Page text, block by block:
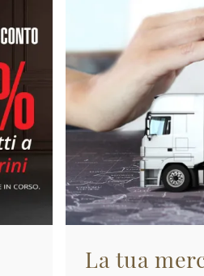
La tua